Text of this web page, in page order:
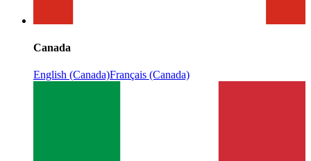
Canada
English (Canada)Français (Canada)